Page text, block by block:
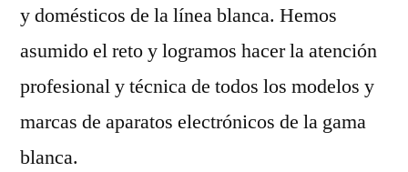
y domésticos de la línea blanca. Hemos
asumido el reto y logramos hacer la atención
profesional y técnica de todos los modelos y
marcas de aparatos electrónicos de la gama
blanca.